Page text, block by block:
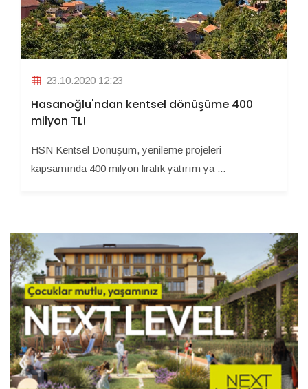
23.10.2020 12:23
Hasanoğlu'ndan kentsel dönüşüme 400
milyon TL!
HSN Kentsel Dönüşüm, yenileme projeleri
kapsamında 400 milyon liralık yatırım ya ...